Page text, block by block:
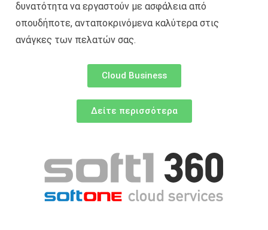
δυνατότητα να εργαστούν με ασφάλεια από
οπουδήποτε, ανταποκρινόμενα καλύτερα στις
ανάγκες των πελατών σας.
Cloud Business
Δείτε περισσότερα